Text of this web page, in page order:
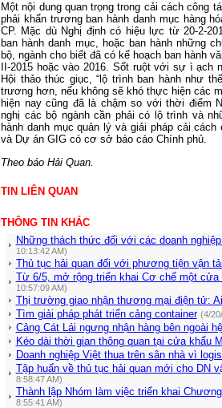
Một nội dung quan trọng trong cải cách công
phải khẩn trương ban hành danh mục hàng
CP. Mặc dù Nghị định có hiệu lực từ 20-2-
ban hành danh mục, hoặc ban hành những
bộ, ngành cho biết đã có kế hoạch ban hành
II-2015 hoặc vào 2016. Sốt ruột với sự ì ạch
Hội thảo thúc giục, “lộ trình ban hành như
trương hơn, nếu không sẽ khó thực hiện các
hiện nay cũng đã là chậm so với thời điểm
nghị các bộ ngành cần phải có lộ trình và
hành danh mục quản lý và giải pháp cải
và Dự án GIG có cơ sở báo cáo Chính phủ.
Theo báo Hải Quan.
TIN LIÊN QUAN
THÔNG TIN KHÁC
Những thách thức đối với các doanh
10:13:42 AM)
Thủ tục hải quan đối với phương tiện vận
Từ 6/5, mở rộng triển khai Cơ chế một
10:57:09 AM)
Thị trường giao nhận thương mại điện tử:
Tìm giải pháp phát triển cảng container (4/
Cảng Cát Lái ngưng nhận hàng bên ngoài
Kéo dài thời gian thông quan tại cửa khẩu
Doanh nghiệp Việt thua trên sân nhà vì
Tập huấn về thủ tục hải quan mới cho DN
8:58:47 AM)
Thành lập Nhóm làm việc triển khai
8:55:41 AM)